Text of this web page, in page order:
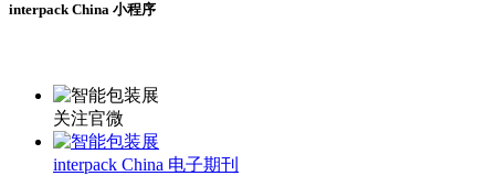
interpack China 小程序
关注官微
interpack China 电子期刊